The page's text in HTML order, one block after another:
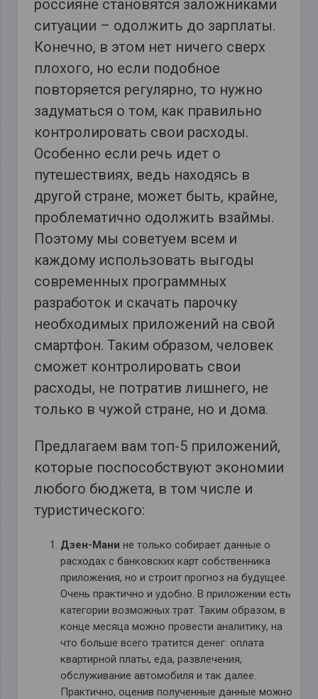
россияне становятся заложниками
ситуации – одолжить до зарплаты.
Конечно, в этом нет ничего сверх
плохого, но если подобное
повторяется регулярно, то нужно
задуматься о том, как правильно
контролировать свои расходы.
Особенно если речь идет о
путешествиях, ведь находясь в
другой стране, может быть, крайне,
проблематично одолжить взаймы.
Поэтому мы советуем всем и
каждому использовать выгоды
современных программных
разработок и скачать парочку
необходимых приложений на свой
смартфон. Таким образом, человек
сможет контролировать свои
расходы, не потратив лишнего, не
только в чужой стране, но и дома.
Предлагаем вам топ-5 приложений,
которые поспособствуют экономии
любого бюджета, в том числе и
туристического:
Дзен-Мани не только собирает данные о
расходах с банковских карт собственника
приложения, но и строит прогноз на будущее.
Очень практично и удобно. В приложении есть
категории возможных трат. Таким образом, в
конце месяца можно провести аналитику, на
что больше всего тратится денег: оплата
квартирной платы, еда, развлечения,
обслуживание автомобиля и так далее.
Практично, оценив полученные данные можно